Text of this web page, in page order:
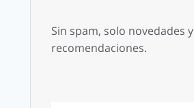
Sin spam, solo novedades y
recomendaciones.